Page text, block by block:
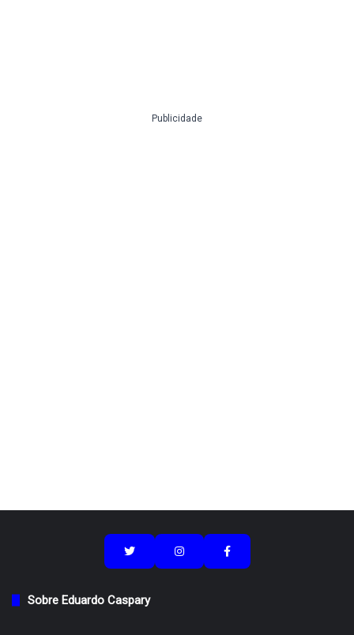
Publicidade
Sobre Eduardo Caspary